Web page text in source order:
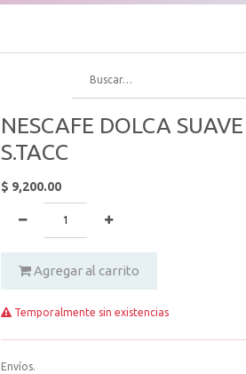
NESCAFE DOLCA
S.TACC
$ 9,200.00
Agregar al carrito
Temporalmente sin existencias
Envíos.